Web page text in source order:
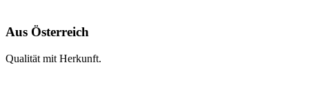
Aus Österreich
Qualität mit Herkunft.